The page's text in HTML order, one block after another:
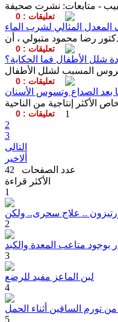
تعليقات : 0
المثالي لشرب الماء
تعليقات : 0
شلل الأطفال فما الحكاية؟
تعليقات : 0
بعد الصداع وتسوس الأسنان
تعليقات : 0
1
2
3
التالى
ألاخير
عدد الصفحات 42
الأكثر قراءة
1
2
بوجود متاعب المعدة والكبد
3
لبن الماعز مفيد للرضع
4
تورم الساقين أثناء الحمل
5